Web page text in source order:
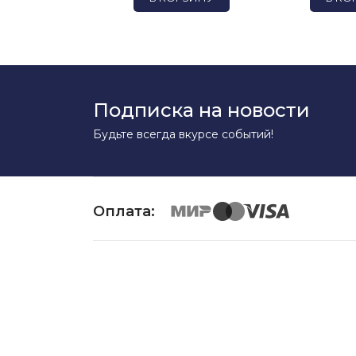
Подписка на новости
Будьте всегда вкурсе событий!
Оплата: